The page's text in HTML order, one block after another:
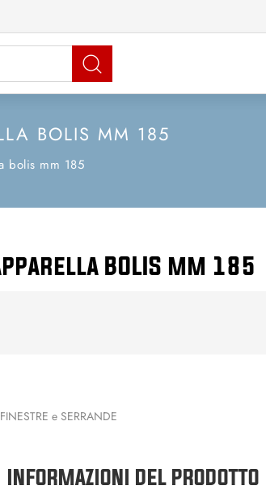
gli altri filtri disponibili.
BOLIS MM 185
bolis mm 185
BOLIS mm 185
e SERRANDE
INFORMAZIONI DEL PRODOTTO